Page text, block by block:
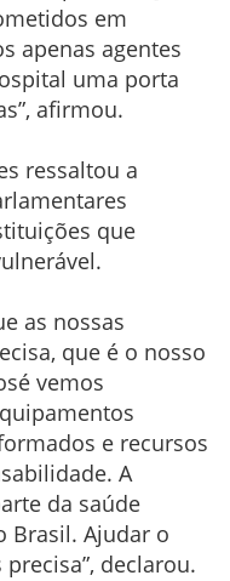
em
apenas agentes
uma porta
afirmou.
ressaltou a
que
as nossas
que é o nosso
vemos
e recursos
A
da saúde
Brasil. Ajudar o
declarou.